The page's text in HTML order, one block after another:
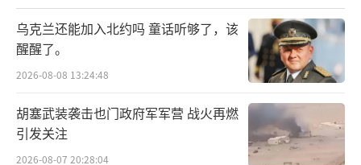
乌克兰还能加入北约吗 童话听够了，该
醒醒了。
2026-08-08 13:24:48
胡塞武装袭击也门政府军军营 战火再燃
引发关注
2026-08-07 20:28:04